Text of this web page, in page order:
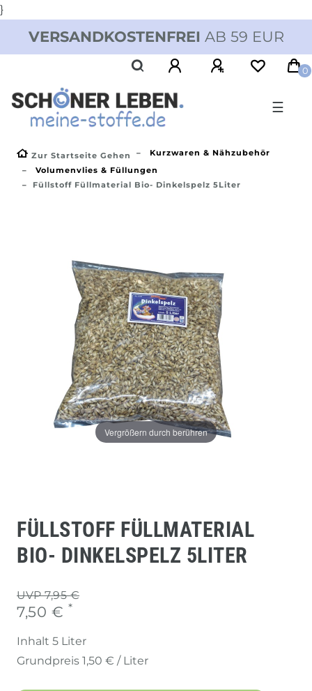
}
VERSANDKOSTENFREI AB 59 EUR
0
☰
Zur Startseite Gehen
Kurzwaren & Nähzubehör
Volumenvlies & Füllungen
Füllstoff Füllmaterial Bio- Dinkelspelz 5Liter
Vergrößern durch berühren
FÜLLSTOFF FÜLLMATERIAL
BIO- DINKELSPELZ 5LITER
UVP 7,95 €
7,50 € *
Inhalt 5 Liter
Grundpreis 1,50 € / Liter